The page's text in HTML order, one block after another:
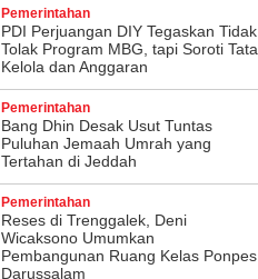
Pemerintahan
PDI Perjuangan DIY Tegaskan Tidak
Tolak Program MBG, tapi Soroti Tata
Kelola dan Anggaran
Pemerintahan
Bang Dhin Desak Usut Tuntas
Puluhan Jemaah Umrah yang
Tertahan di Jeddah
Pemerintahan
​Reses di Trenggalek, Deni
Wicaksono Umumkan
Pembangunan Ruang Kelas Ponpes
Darussalam